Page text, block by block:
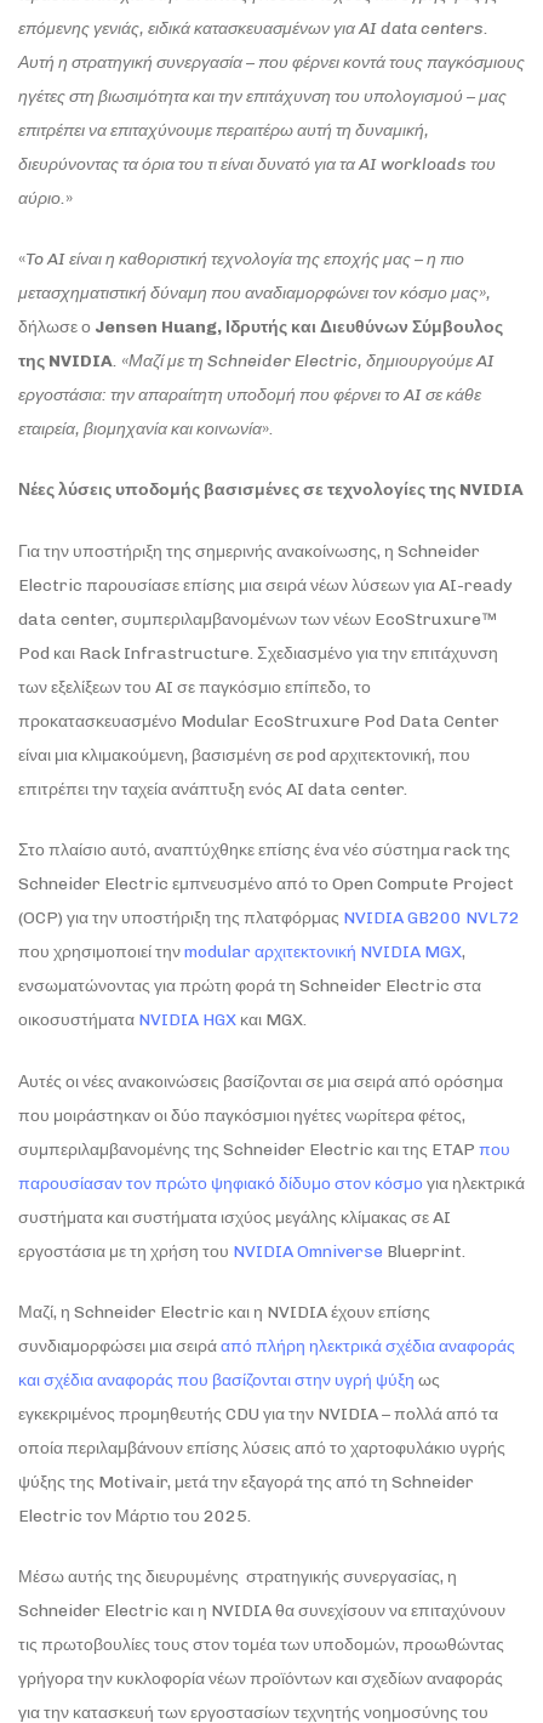
επόμενης γενιάς, ειδικά κατασκευασμένων γιαAIdatacenters.
Αυτή η στρατηγική συνεργασία – που φέρνει κοντά τους παγκόσμιους
ηγέτες στη βιωσιμότητα και την επιτάχυνση του υπολογισμού – μας
επιτρέπει να επιταχύνουμε περαιτέρω αυτή τη δυναμική,
διευρύνοντας τα όρια του τι είναι δυνατό για ταAIworkloads του
αύριο.»
«ToAIείναι η καθοριστική τεχνολογία της εποχής μας – η πιο
μετασχηματιστική δύναμη που αναδιαμορφώνει τον κόσμο μας»,
δήλωσε ο Jensen Huang, Ιδρυτής και Διευθύνων Σύμβουλος
της NVIDIA. «Μαζί με τη SchneiderElectric, δημιουργούμεAI
εργοστάσια: την απαραίτητη υποδομή που φέρνει τοAIσε κάθε
εταιρεία, βιομηχανία και κοινωνία».
Νέες λύσεις υποδομής βασισμένες σε τεχνολογίες της NVIDIA
Για την υποστήριξη της σημερινής ανακοίνωσης, η Schneider
Electric παρουσίασε επίσης μια σειρά νέων λύσεων για AI-ready
data center, συμπεριλαμβανομένων των νέων EcoStruxure™
Pod και Rack Infrastructure. Σχεδιασμένο για την επιτάχυνση
των εξελίξεων του AI σε παγκόσμιο επίπεδο, το
προκατασκευασμένο Modular EcoStruxure Pod Data Center
είναι μια κλιμακούμενη, βασισμένη σε pod αρχιτεκτονική, που
επιτρέπει την ταχεία ανάπτυξη ενός AI data center.
Στο πλαίσιο αυτό, αναπτύχθηκε επίσης ένα νέο σύστημα rack της
Schneider Electric εμπνευσμένο από το Open Compute Project
(OCP) για την υποστήριξη της πλατφόρμας NVIDIA GB200 NVL72
που χρησιμοποιεί τηνmodular αρχιτεκτονική NVIDIA MGX,
ενσωματώνοντας για πρώτη φορά τη Schneider Electric στα
οικοσυστήματα NVIDIA HGX και MGX.
Αυτές οι νέες ανακοινώσεις βασίζονται σε μια σειρά από ορόσημα
που μοιράστηκαν οι δύο παγκόσμιοι ηγέτες νωρίτερα φέτος,
συμπεριλαμβανομένης της Schneider Electric και της ETAP που
παρουσίασαν τον πρώτο ψηφιακό δίδυμο στον κόσμογια ηλεκτρικά
συστήματα και συστήματα ισχύος μεγάλης κλίμακας σε AI
εργοστάσια με τη χρήση του NVIDIA Omniverse Blueprint.
Μαζί, η Schneider Electric και η NVIDIA έχουν επίσης
συνδιαμορφώσει μια σειράαπό πλήρη ηλεκτρικά σχέδια αναφοράς
και σχέδια αναφοράς που βασίζονται στην υγρή ψύξη ως
εγκεκριμένος προμηθευτής CDU για την NVIDIA – πολλά από τα
οποία περιλαμβάνουν επίσης λύσεις από το χαρτοφυλάκιο υγρής
ψύξης της Motivair, μετά την εξαγορά της από τη Schneider
Electric τον Μάρτιο του 2025.
Μέσω αυτής της διευρυμένης στρατηγικής συνεργασίας, η
Schneider Electric και η NVIDIA θα συνεχίσουν να επιταχύνουν
τις πρωτοβουλίες τους στον τομέα των υποδομών, προωθώντας
γρήγορα την κυκλοφορία νέων προϊόντων και σχεδίων αναφοράς
για την κατασκευή των εργοστασίων τεχνητής νοημοσύνης του